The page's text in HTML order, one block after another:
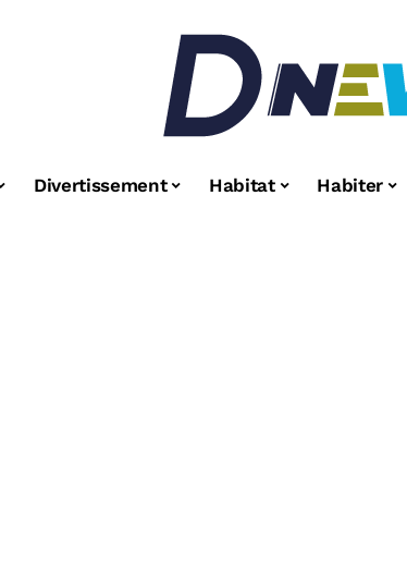
Divertissement Habitat Habiter